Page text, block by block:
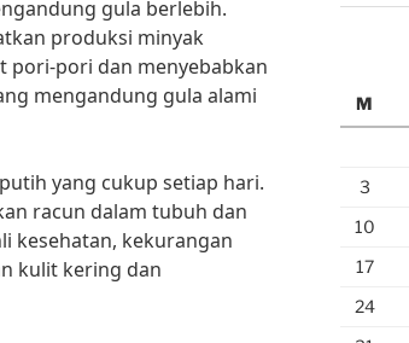
gula berlebih.
produksi minyak
pori-pori dan menyebabkan
mengandung gula alami
yang cukup setiap hari.
racun dalam tubuh dan
kesehatan, kekurangan
kulit kering dan
M
3
10
17
24